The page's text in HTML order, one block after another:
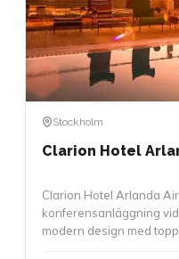
Stockholm
Clarion Hotel
Clarion Hotel Arlanda
konferensanläggning
modern design med